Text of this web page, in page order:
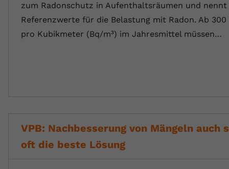
zum Radonschutz in Aufenthaltsräumen und nennt
Referenzwerte für die Belastung mit Radon. Ab 300
pro Kubikmeter (Bq/m³) im Jahresmittel müssen…
VPB: Nachbesserung von Mängeln auch
oft die beste Lösung